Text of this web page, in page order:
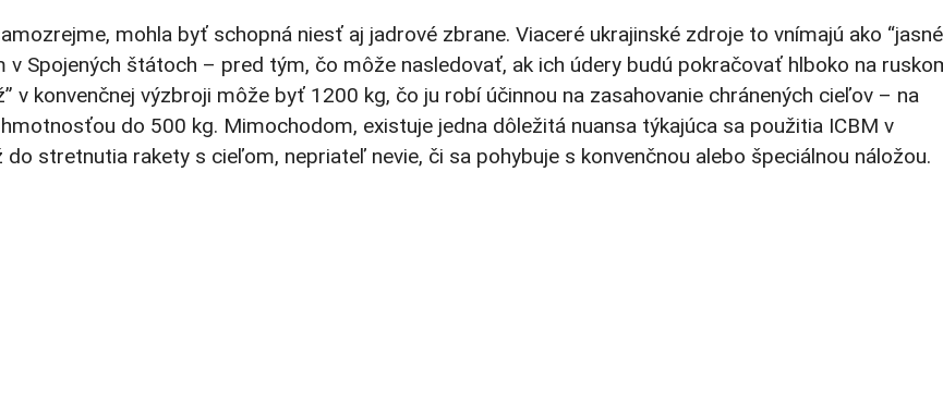
mohla byť schopná niesť aj jadrové zbrane. Viaceré ukrajinské zdroje to vnímajú ako “jasné
v Spojených štátoch – pred tým, čo môže nasledovať, ak ich údery budú pokračovať hlboko na
v konvenčnej výzbroji môže byť 1200 kg, čo ju robí účinnou na zasahovanie chránených cieľov – na
do 500 kg. Mimochodom, existuje jedna dôležitá nuansa týkajúca sa použitia ICBM v
stretnutia rakety s cieľom, nepriateľ nevie, či sa pohybuje s konvenčnou alebo špeciálnou náložou.